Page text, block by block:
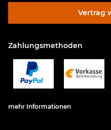
Vertrag
Zahlungsmethoden
mehr Informationen